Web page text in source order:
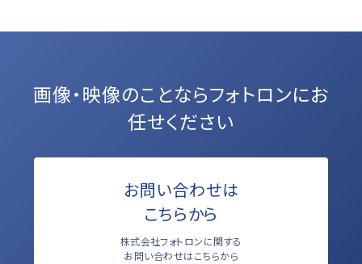
画像・映像のことならフォトロンにお
任せください
お問い合わせは
こちらから
株式会社フォトロンに関する
お問い合わせはこちらから